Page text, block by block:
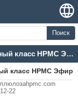
Поиск
Загуститель краски HPMC Строительный класс HPMC Эфир целлюлозы Полимер
класс HPMC Эфир
22